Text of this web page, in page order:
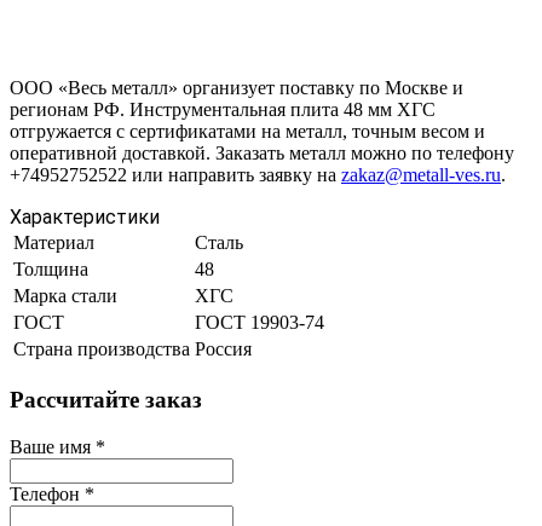
ООО «Весь металл» организует поставку по Москве и
регионам РФ. Инструментальная плита 48 мм ХГС
отгружается с сертификатами на металл, точным весом и
оперативной доставкой. Заказать металл можно по телефону
+74952752522 или направить заявку на zakaz@metall-ves.ru.
Характеристики
Материал
Сталь
Толщина
48
Марка стали
ХГС
ГОСТ
ГОСТ 19903-74
Страна производства Россия
Рассчитайте заказ
Ваше имя *
Телефон *